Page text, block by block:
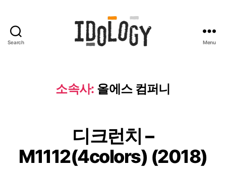
Search Menu
소속사: 올에스 컴퍼니
디크런치 –
M1112(4colors) (2018)